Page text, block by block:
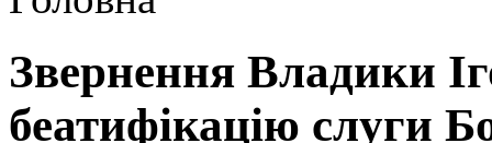
Звернення Владики
беатифікацію слуги